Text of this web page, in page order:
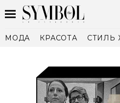
МОДА КРАСОТА СТИЛЬ